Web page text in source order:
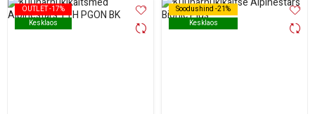
OUTLET -17%
Kesklaos
OUTLET -17%
Kesklaos
Soodushind -21%
Kesklaos
Soodushind -21%
Kesklaos